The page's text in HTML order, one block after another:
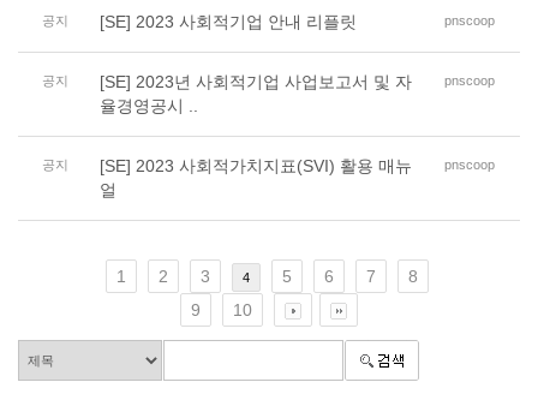
공지 [SE] 2023 사회적기업 안내 리플릿 pnscoop
공지
[SE] 2023년 사회적기업 사업보고서 및 자
율경영공시 ..
pnscoop
공지
[SE] 2023 사회적가치지표(SVI) 활용 매뉴
얼
pnscoop
1 2 3 4 5 6 7
8
9
10